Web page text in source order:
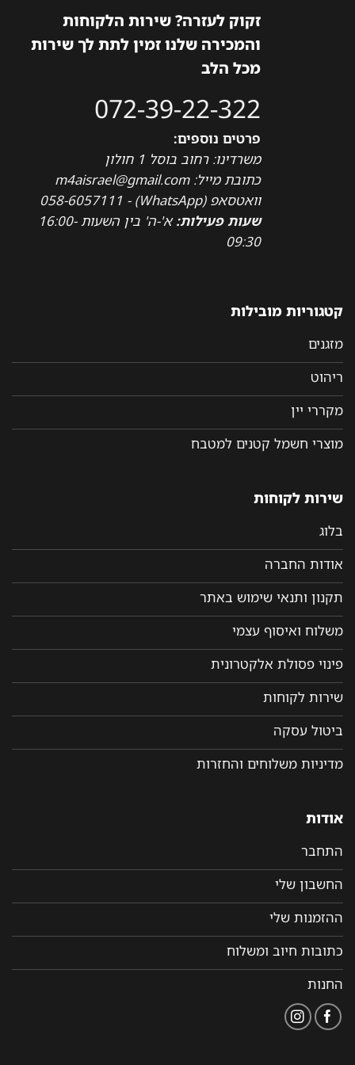
זקוק לעזרה? שירות הלקוחות
והמכירה שלנו זמין לתת לך שירות
מכל הלב
072-39-22-322
פרטים נוספים:
משרדינו: רחוב בוסל 1 חולון
כתובת מייל: m4aisrael@gmail.com
וואטסאפ (WhatsApp) - 058-6057111
שעות פעילות:
א'-ה' בין השעות 16:00-
09:30
קטגוריות מובילות
מזגנים
ריהוט
מקררי יין
מוצרי חשמל קטנים למטבח
שירות לקוחות
בלוג
אודות החברה
תקנון ותנאי שימוש באתר
משלוח ואיסוף עצמי
פינוי פסולת אלקטרונית
שירות לקוחות
ביטול עסקה
מדיניות משלוחים והחזרות
אודות
התחבר
החשבון שלי
ההזמנות שלי
כתובות חיוב ומשלוח
החנות